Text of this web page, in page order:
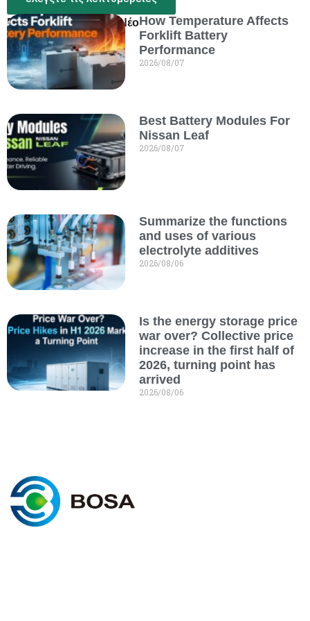
Περισσότερα από το ΝέοHow Temperature Affects
Forklift Battery
Performance
2026/08/07
Best Battery Modules For
Nissan Leaf
2026/08/07
Summarize the functions
and uses of various
electrolyte additives
2026/08/06
Is the energy storage price
war over? Collective price
increase in the first half of
2026, turning point has
arrived
2026/08/06